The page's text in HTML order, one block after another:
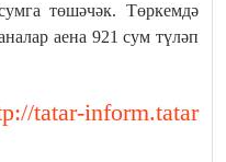
төшәчәк. Төркемдә
аена 921 сум түләп
tatar-inform.tatar